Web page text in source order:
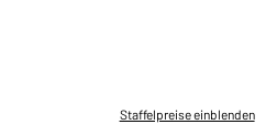
Staffelpreise einblenden